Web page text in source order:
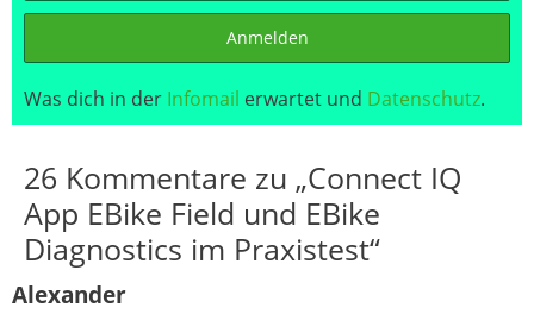
Anmelden
Was dich in der Infomail erwartet und Datenschutz.
26 Kommentare zu „Connect IQ
App EBike Field und EBike
Diagnostics im Praxistest“
Alexander